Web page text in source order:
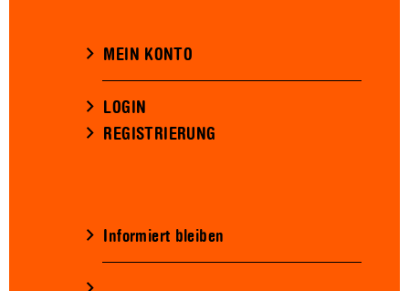
MEIN KONTO
LOGIN
REGISTRIERUNG
Informiert bleiben